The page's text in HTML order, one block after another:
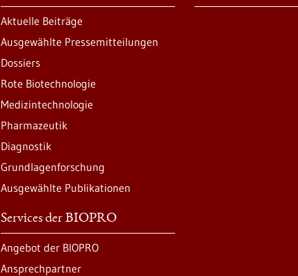
Aktuelle Beiträge
Ausgewählte Pressemitteilungen
Dossiers
Rote Biotechnologie
Medizintechnologie
Pharmazeutik
Diagnostik
Grundlagenforschung
Ausgewählte Publikationen
Services der BIOPRO
Angebot der BIOPRO
Ansprechpartner